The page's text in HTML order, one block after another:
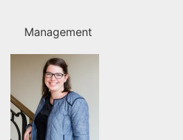
Management